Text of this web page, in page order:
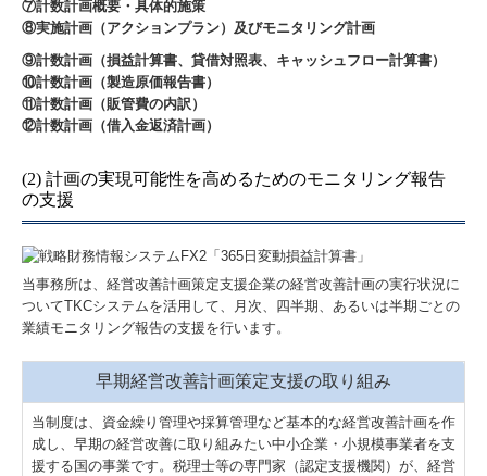
⑦計数計画概要・具体的施策
⑧実施計画（アクションプラン）及びモニタリング計画
⑨計数計画（損益計算書、貸借対照表、キャッシュフロー計算書）
⑩計数計画（製造原価報告書）
⑪計数計画（販管費の内訳）
⑫計数計画（借入金返済計画）
(2) 計画の実現可能性を高めるためのモニタリング報告
の支援
当事務所は、経営改善計画策定支援企業の経営改善計画の実行状況に
ついてTKCシステムを活用して、月次、四半期、あるいは半期ごとの
業績モニタリング報告の支援を行います。
早期経営改善計画策定支援の取り組み
当制度は、資金繰り管理や採算管理など基本的な経営改善計画を作
成し、早期の経営改善に取り組みたい中小企業・小規模事業者を支
援する国の事業です。税理士等の専門家（認定支援機関）が、経営